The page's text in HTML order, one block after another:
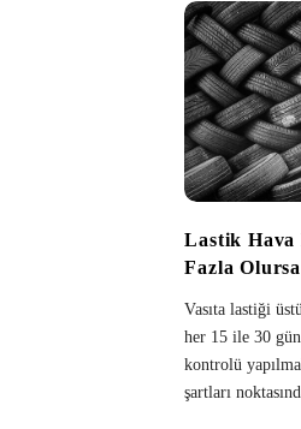
Lastik Hava
Fazla
Vasıta lastiği
her 15 ile 30
kontrolü
şartları